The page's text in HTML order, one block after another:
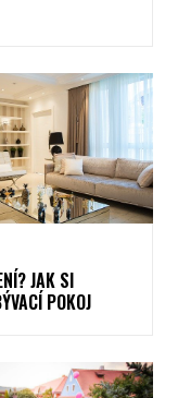
JAK SI
POKOJ